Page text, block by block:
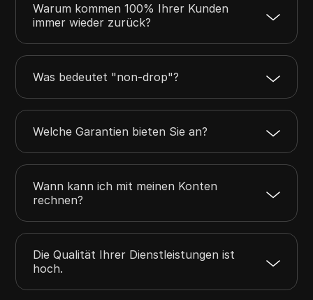
Warum kommen 100% Ihrer Kunden
immer wieder zurück?
Was bedeutet "non-drop"?
Welche Garantien bieten Sie an?
Wann kann ich mit meinen Konten
rechnen?
Die Qualität Ihrer Dienstleistungen ist
hoch.